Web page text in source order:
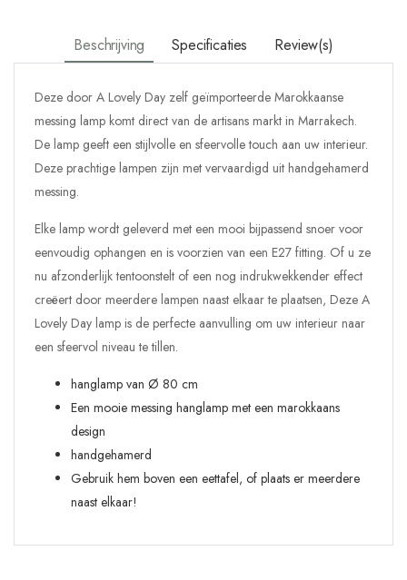
Beschrijving Specificaties Review(s)
Deze door A Lovely Day zelf geïmporteerde Marokkaanse
messing lamp komt direct van de artisans markt in Marrakech.
De lamp geeft een stijlvolle en sfeervolle touch aan uw interieur.
Deze prachtige lampen zijn met vervaardigd uit handgehamerd
messing.
Elke lamp wordt geleverd met een mooi bijpassend snoer voor
eenvoudig ophangen en is voorzien van een E27 fitting. Of u ze
nu afzonderlijk tentoonstelt of een nog indrukwekkender effect
creëert door meerdere lampen naast elkaar te plaatsen, Deze A
Lovely Day lamp is de perfecte aanvulling om uw interieur naar
een sfeervol niveau te tillen.
hanglamp van Ø 80 cm
Een mooie messing hanglamp met een marokkaans
design
handgehamerd
Gebruik hem boven een eettafel, of plaats er meerdere
naast elkaar!